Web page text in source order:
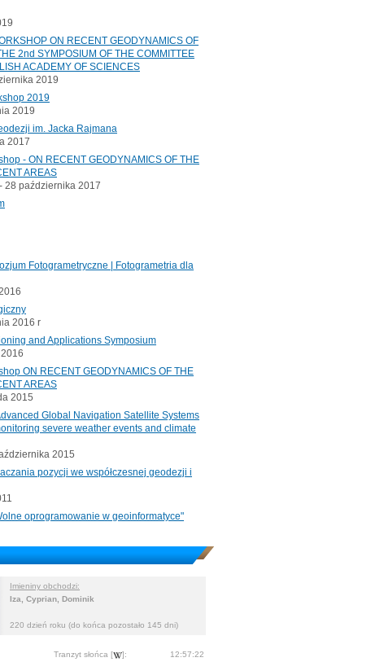
ON RECENT GEODYNAMICS OF
2nd SYMPOSIUM OF THE COMMITTEE
ACADEMY OF SCIENCES
2019
2019
2019
im. Jacka Rajmana
2017
- ON RECENT GEODYNAMICS OF THE
AREAS
28 października 2017
Fotogrametryczne | Fotogrametria dla
2016 r
and Applications Symposium
ON RECENT GEODYNAMICS OF THE
AREAS
2015
Global Navigation Satellite Systems
severe weather events and climate
2015
pozycji we współczesnej geodezji i
oprogramowanie w geoinformatyce"
Imieniny obchodzi:
Iza, Cyprian, Dominik
220 dzień roku (do końca pozostało 145 dni)
Tranzyt słońca [ ]: 12:57:22